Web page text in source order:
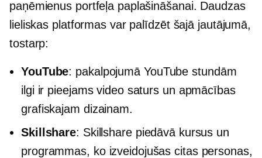
paņēmienus portfeļa paplašināšanai. Daudzas
lieliskas platformas var palīdzēt šajā jautājumā,
tostarp:
YouTube: pakalpojumā YouTube stundām
ilgi ir pieejams video saturs un apmācības
grafiskajam dizainam.
Skillshare: Skillshare piedāvā kursus un
programmas, ko izveidojušas citas personas,